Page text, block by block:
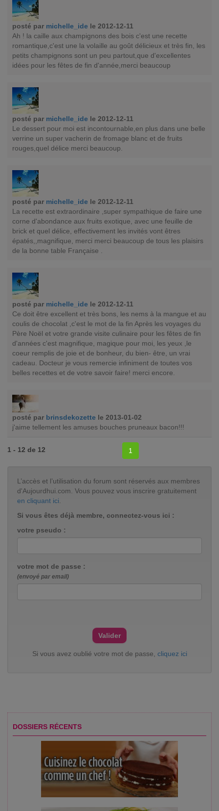
posté par michelle_ide le 2012-12-11
Ah ! la caille aux champignons des bois c'est une recette
romantique,c'est une la volaille au goût délicieux et très fin, les
petits champignons sont un peu partout,que d'excellentes
idées pour les fêtes de fin d'année,merci beaucoup
posté par michelle_ide le 2012-12-11
Le dessert pour moi est incontournable,en plus dans une belle
verrine un super vacherin de fromage blanc et de fruits
rouges,quel délice merci beaucoup.
posté par michelle_ide le 2012-12-11
La recette est extraordinaire ,super sympathique de faire une
corne d'abondance aux fruits exotique, avec une feuille de
brick et quel délice, effectivement les invités vont êtres
épatés,,magnifique, merci merci beaucoup de tous les plaisirs
de la bonne table Française .
posté par michelle_ide le 2012-12-11
Ce doit être excellent et très bons, les nems à la mangue et au
coulis de chocolat ,c'est le mot de la fin Après les voyages du
Père Noël et votre grande visite culinaire pour les fêtes de fin
d'années c'est magnifique, magique pour moi, les yeux ,le
coeur remplis de joie et de bonheur, du bien- être, un vrai
cadeau. Docteur je vous remercie infiniment de toutes vos
belles recettes et de votre savoir faire! merci encore.
posté par brinsdekozette le 2013-01-02
j'aime tellement les amuses bouches pruneaux bacon!!!
1 - 12 de 12 1
L’accès et l’utilisation du forum sont réservés aux membres
d'Aujourdhui.com. Vous pouvez vous inscrire gratuitement
en cliquant ici.
Si vous êtes déjà membre, connectez-vous ici :
votre pseudo :
votre mot de passe :
(envoyé par email)
Si vous avez oublié votre mot de passe, cliquez ici
DOSSIERS RÉCENTS